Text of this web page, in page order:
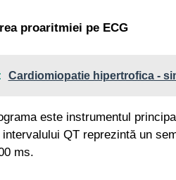
proaritmiei pe ECG
Cardiomiopatie hipertrofica -
este instrumentul
QT reprezintă un
ms.